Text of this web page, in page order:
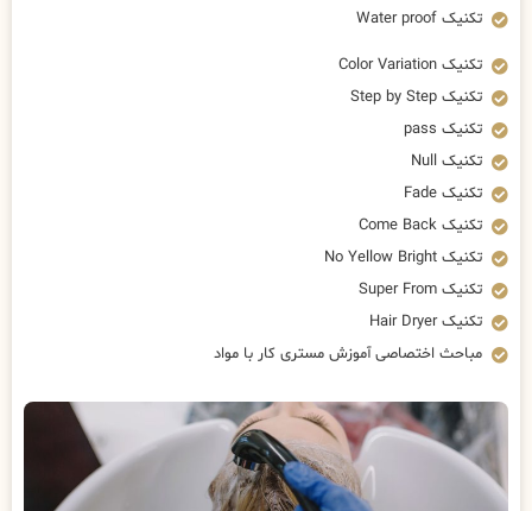
تکنیک Water proof
تکنیک Color Variation
تکنیک Step by Step
تکنیک pass
تکنیک Null
تکنیک Fade
تکنیک Come Back
تکنیک No Yellow Bright
تکنیک Super From
تکنیک Hair Dryer
مباحث اختصاصی آموزش مستری کار با مواد